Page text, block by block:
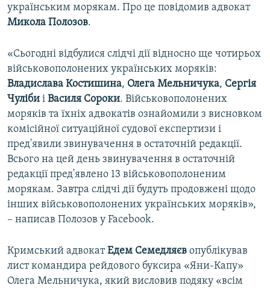
українським морякам. Про це повідомив адвокат
Микола Полозов.
«Сьогодні відбулися слідчі дії відносно ще чотирьох
військовополонених українських моряків:
Владислава Костишина, Олега Мельничука, Сергія
Чуліби і Василя Сороки. Військовополонених
моряків та їхніх адвокатів ознайомили з висновком
комісійної ситуаційної судової експертизи і
пред'явили звинувачення в остаточній редакції.
Всього на цей день звинувачення в остаточній
редакції пред'явлено 13 військовополоненим
морякам. Завтра слідчі дії будуть продовжені щодо
інших військовополонених українських моряків»,
– написав Полозов у Facebook.
Кримський адвокатЕдем Семедляєв опублікував
лист командира рейдового буксира «Яни-Капу»
Олега Мельничука, який висловив подяку «всім